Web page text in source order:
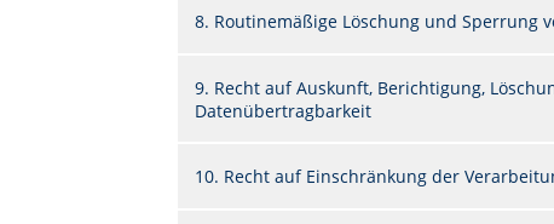
8. Routinemäßige Löschung und Sperrung
9. Recht auf Auskunft, Berichtigung,
Datenübertragbarkeit
10. Recht auf Einschränkung der